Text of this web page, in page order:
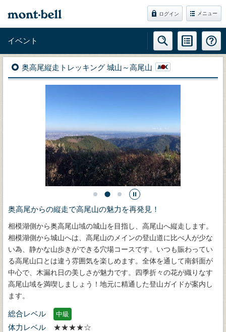
ログイン メニュー
イベント
奥高尾縦走トレッキング 城山～高尾山
奥高尾からの縦走で高尾山の魅力を再発見！
相模湖側から奥高尾山域の城山を目指し、高尾山へ縦走します。
相模湖側から城山へは、高尾山のメインの登山道に比べ人が少な
い為、静かな山歩きができる穴場コースです。いつも賑わってい
る高尾山口とは違う雰囲気を楽しめます。全体を通して南斜面が
中心で、木漏れ日の美しさが魅力です。四季折々の花が織りなす
高尾山域を満喫しましょう！地元に精通した登山ガイドが案内し
ます。
総合レベル 中級
体力レベル
★★★★☆